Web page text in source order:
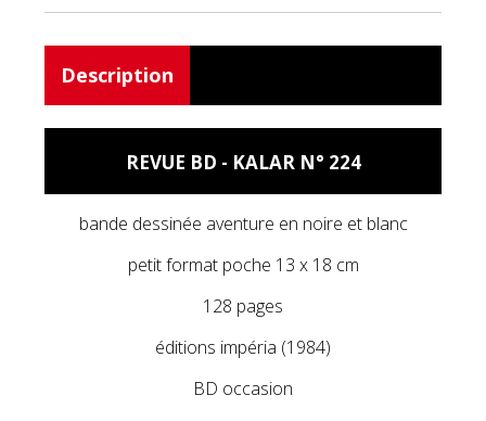
Description
REVUE BD - KALAR N° 224
bande dessinée aventure en noire et blanc
petit format poche 13 x 18 cm
128 pages
éditions impéria (1984)
BD occasion